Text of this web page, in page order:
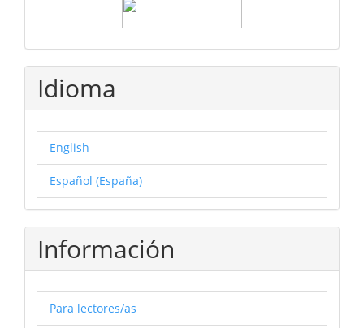
Idioma
English
Español (España)
Información
Para lectores/as